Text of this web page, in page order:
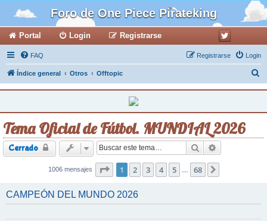
Foro de One Piece Pirateking
Portal Login Registrarse
FAQ Login
Registrarse
Índice general Otros Offtopic
c
Tema Oficial de Fútbol. MUNDIAL 2026
Cerrado Buscar
1006 mensajes Página1 de 68
1 2 3 4 5 68
CAMPEÓN DEL MUNDO 2026